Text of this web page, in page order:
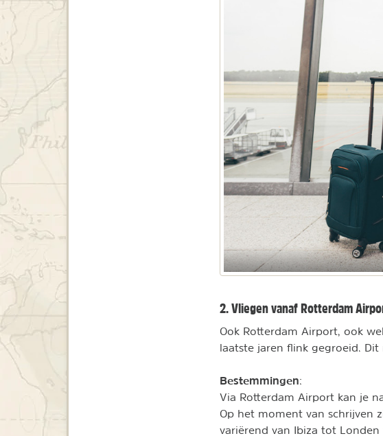
2. Vliegen vanaf Rotterdam
Ook Rotterdam Airport, ook
laatste jaren flink gegroeid.
Bestemmingen:
Via Rotterdam Airport kan je
Op het moment van schrijven
variërend van Ibiza tot Londen